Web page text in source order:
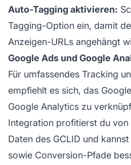
Auto-Tagging aktivieren:
Tagging-Option ein, damit
Anzeigen-URLs angehängt
Google Ads und Google
Für umfassendes Tracking
empfiehlt es sich, das
Google Analytics zu
Integration profitierst du von
Daten des GCLID und
sowie Conversion-Pfade